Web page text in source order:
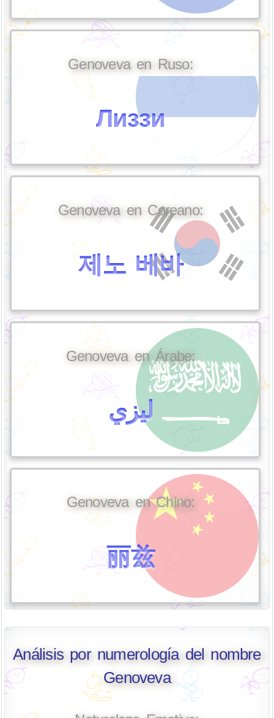
Genoveva en Ruso:
Лиззи
Genoveva en Coreano:
제노 베바
Genoveva en Árabe:
ليزي
Genoveva en Chino:
丽兹
Análisis por numerología del nombre
Genoveva